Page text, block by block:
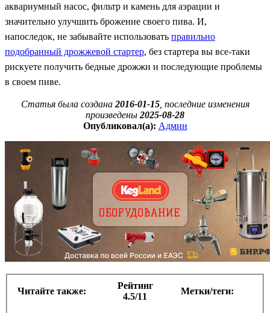
аквариумный насос, фильтр и камень для аэрации и
значительно улучшить брожение своего пива. И,
напоследок, не забывайте использовать правильно
подобранный дрожжевой стартер, без стартера вы все-таки
рискуете получить бедные дрожжи и последующие проблемы
в своем пиве.
Статья была создана 2016-01-15, последние изменения
произведены 2025-08-28
Опубликовал(а): Админ
Читайте также:
Рейтинг
4.5/11
Метки/теги: